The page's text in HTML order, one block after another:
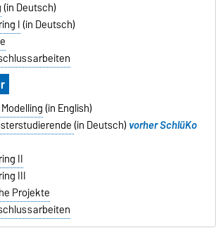
(in Deutsch)
I(in Deutsch)
(in English)
(in Deutsch) vorher SchlüKo
II
III
Projekte